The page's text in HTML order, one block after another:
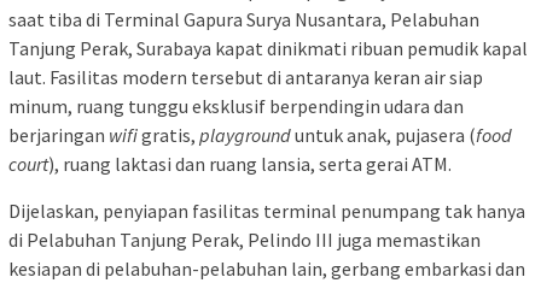
saat tiba di Terminal Gapura Surya Nusantara, Pelabuhan
Tanjung Perak, Surabaya kapat dinikmati ribuan pemudik kapal
laut. Fasilitas modern tersebut di antaranya keran air siap
minum, ruang tunggu eksklusif berpendingin udara dan
berjaringan wifigratis, playgrounduntuk anak, pujasera (food
court), ruang laktasi dan ruang lansia, serta gerai ATM.
Dijelaskan, penyiapan fasilitas terminal penumpang tak hanya
di Pelabuhan Tanjung Perak, Pelindo III juga memastikan
kesiapan di pelabuhan-pelabuhan lain, gerbang embarkasi dan